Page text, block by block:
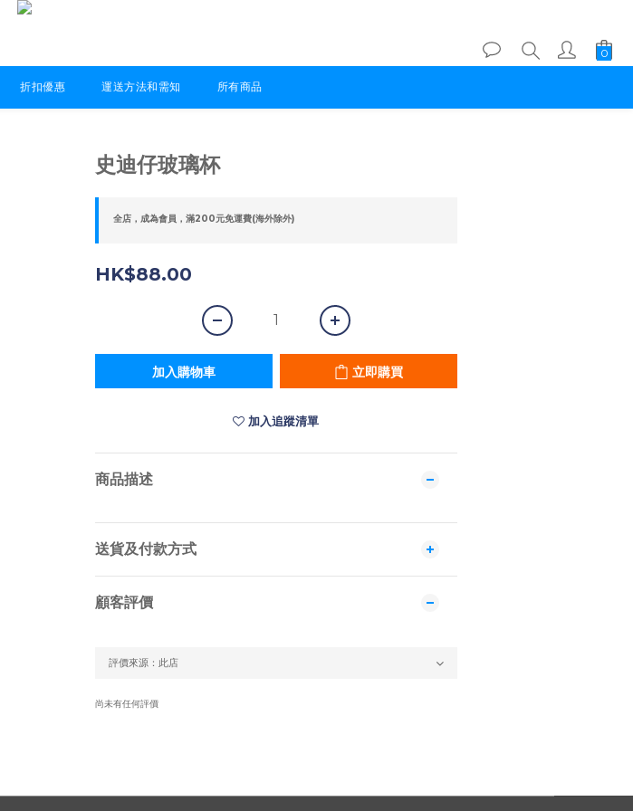
折扣優惠 運送方法和需知 所有商品
史迪仔玻璃杯
全店，成為會員，滿200元免運費(海外除外)
HK$88.00
加入購物車 立即購買
加入追蹤清單
商品描述
送貨及付款方式
顧客評價
尚未有任何評價